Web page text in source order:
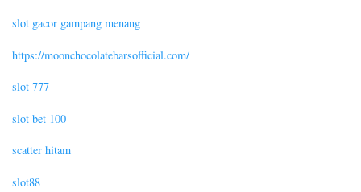
slot gacor gampang menang
https://moonchocolatebarsofficial.com/
slot 777
slot bet 100
scatter hitam
slot88